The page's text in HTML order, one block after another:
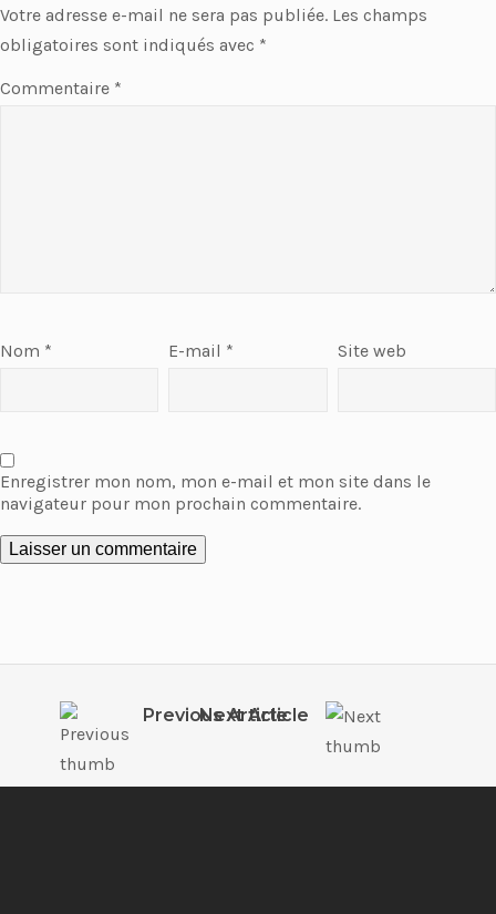
Votre adresse e-mail ne sera pas publiée. Les champs
obligatoires sont indiqués avec *
Commentaire *
Nom * E-mail * Site web
Enregistrer mon nom, mon e-mail et mon site dans le
navigateur pour mon prochain commentaire.
Previous Article
Next Article